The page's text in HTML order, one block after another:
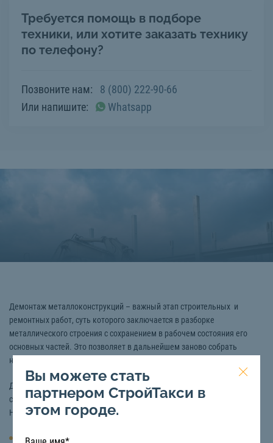
Требуется помощь в подборе
техники, или хотите заказать технику
по телефону?
Позвоните нам:
8 (800) 222-90-66
Или напишите:
Whatsapp
Демонтаж металлоконструкций – важный этап строительных и
ремонтных работ, суть которого заключается в разборке
металлического строения с сохранением в рабочем состояния его
основных частей. Это позволяет в дальнейшем заново собрать
необходимую конструкцию на этом же или другом месте.
Для работ с металлическими конструкциями необходимо наличие
специальной техники под управлением опытных машинистов.
Наиболее распространены услуги следующих видов спецтехники:
Автокран
Вы можете стать
партнером СтройТакси в
этом городе.